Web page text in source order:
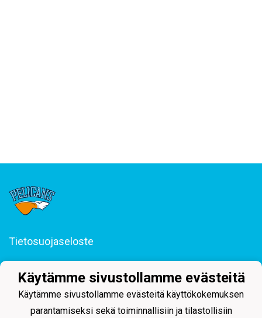
Tietosuojaseloste
Svinhufvudinkatu 29, 15110 Lahti
044 255 1975 toimisto@juniorpelicans.fi
Toimisto avoinna ma-pe klo 9-15
Käytämme sivustollamme evästeitä
Käytämme sivustollamme evästeitä käyttökokemuksen
parantamiseksi sekä toiminnallisiin ja tilastollisiin